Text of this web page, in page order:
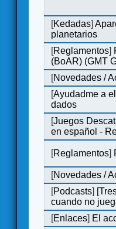
[Kedadas]
planetarios
[Reglamentos]
(BoAR) (GMT
[Novedades /
[Ayudadme a
dados
[Juegos
en español -
[Reglamentos]
[Novedades /
[Podcasts]
cuando no
[Enlaces] El